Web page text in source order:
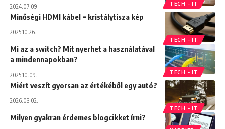
TECH - IT
2024.07.09.
TECH - IT
Minőségi HDMI kábel = kristálytisza kép
2025.10.26.
TECH - IT
Mi az a switch? Mit nyerhet a használatával
a mindennapokban?
2025.10.09.
TECH - IT
Miért veszít gyorsan az értékéből egy autó?
2026.03.02.
Milyen gyakran érdemes blogcikket írni?